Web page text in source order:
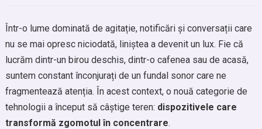
Într-o lume dominată de agitație, notificări și conversații care
nu se mai opresc niciodată, liniștea a devenit un lux. Fie că
lucrăm dintr-un birou deschis, dintr-o cafenea sau de acasă,
suntem constant înconjurați de un fundal sonor care ne
fragmentează atenția. În acest context, o nouă categorie de
tehnologii a început să câștige teren: dispozitivele care
transformă zgomotul în concentrare.